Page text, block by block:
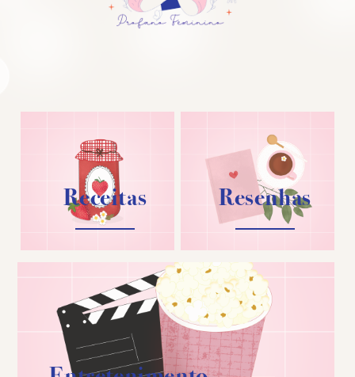
Receitas Resenhas